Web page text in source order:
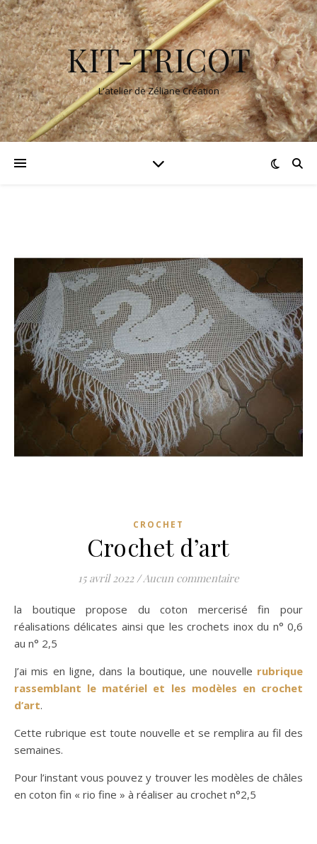
KIT-TRICOT
L'atelier de Zéliane Création
CROCHET
Crochet d’art
15 avril 2022 /Aucun commentaire
la boutique propose du coton mercerisé fin pour
réalisations délicates ainsi que les crochets inox du n° 0,6
au n° 2,5
J’ai mis en ligne, dans la boutique, une nouvelle rubrique
rassemblant le matériel et les modèles en crochet
d’art.
Cette rubrique est toute nouvelle et se remplira au fil des
semaines.
Pour l’instant vous pouvez y trouver les modèles de châles
en coton fin « rio fine » à réaliser au crochet n°2,5